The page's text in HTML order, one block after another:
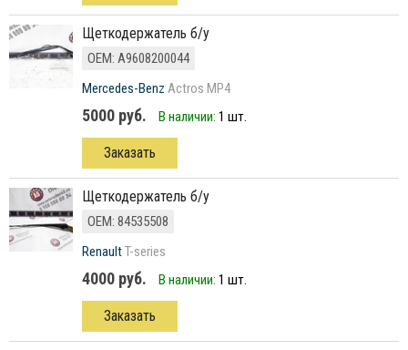
Щеткодержатель б/у
ОЕМ: A9608200044
Mercedes-Benz Actros MP4
5000 руб. В наличии: 1 шт.
Заказать
щеткодержатель б/у
ОЕМ: 84535508
RenaultT-series
4000 руб. В наличии: 1 шт.
Заказать